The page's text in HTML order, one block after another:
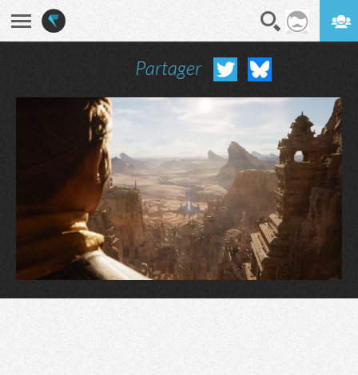
Partager